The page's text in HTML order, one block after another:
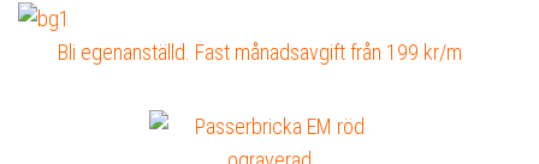
Bli egenanställd. Fast månadsavgift från 199 kr/m